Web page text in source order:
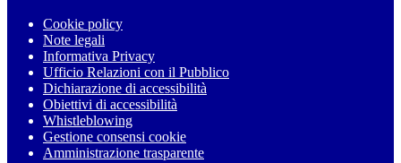
Cookie policy
Note legali
Informativa Privacy
Ufficio Relazioni con il Pubblico
Dichiarazione di accessibilità
Obiettivi di accessibilità
Whistleblowing
Gestione consensi cookie
Amministrazione trasparente